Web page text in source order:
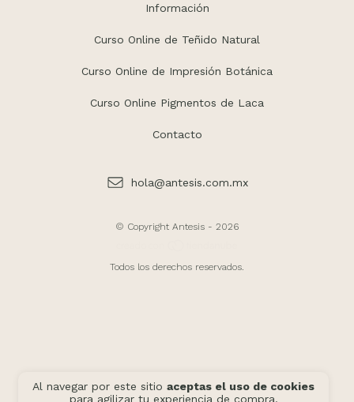
Al navegar por este sitioaceptas el uso de cookies
para agilizar tu experiencia de compra.
Información
Curso Online de Teñido Natural
Curso Online de Impresión Botánica
Curso Online Pigmentos de Laca
Contacto
hola@antesis.com.mx
© Copyright Antesis - 2026
Todos los derechos reservados.